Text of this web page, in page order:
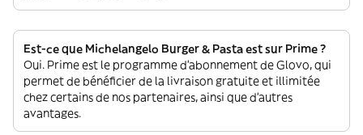
Est-ce que Michelangelo Burger & Pasta est sur Prime ?
Oui. Prime est le programme d’abonnement de Glovo, qui
permet de bénéficier de la livraison gratuite et illimitée
chez certains de nos partenaires, ainsi que d’autres
avantages.